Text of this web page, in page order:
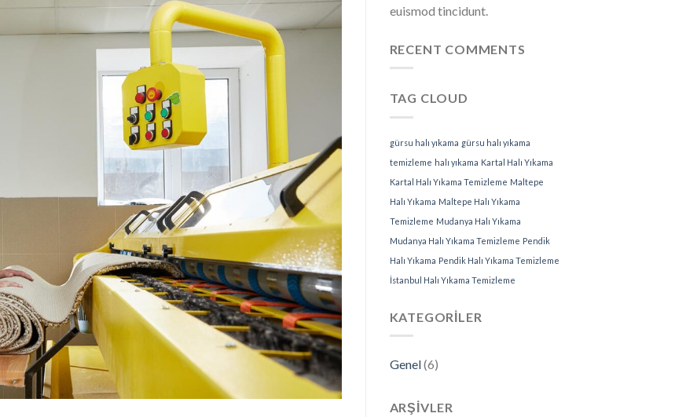
euismod tincidunt.
RECENT COMMENTS
TAG CLOUD
gürsu halı yıkama gürsu halı yıkama
temizleme halı yıkama Kartal Halı Yıkama
Kartal Halı Yıkama Temizleme Maltepe
Halı Yıkama Maltepe Halı Yıkama
Temizleme Mudanya Halı Yıkama
Mudanya Halı Yıkama Temizleme Pendik
Halı Yıkama Pendik Halı Yıkama Temizleme
İstanbul Halı Yıkama Temizleme
KATEGORILER
Genel(6)
ARŞIVLER